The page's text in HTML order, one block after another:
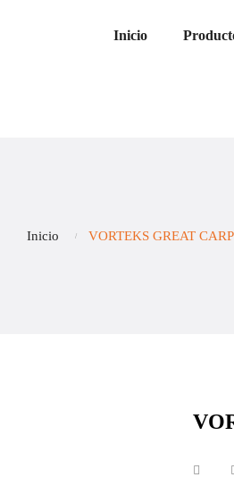
Inicio
Inicio VORTEKS GREAT